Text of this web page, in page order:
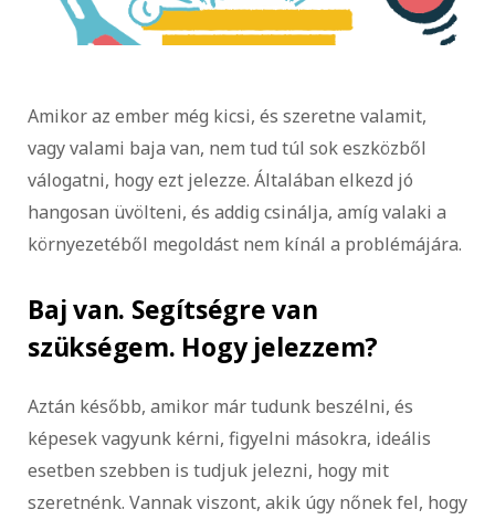
Amikor az ember még kicsi, és szeretne valamit,
vagy valami baja van, nem tud túl sok eszközből
válogatni, hogy ezt jelezze. Általában elkezd jó
hangosan üvölteni, és addig csinálja, amíg valaki a
környezetéből megoldást nem kínál a problémájára.
Baj van. Segítségre van
szükségem. Hogy jelezzem?
Aztán később, amikor már tudunk beszélni, és
képesek vagyunk kérni, figyelni másokra, ideális
esetben szebben is tudjuk jelezni, hogy mit
szeretnénk. Vannak viszont, akik úgy nőnek fel, hogy